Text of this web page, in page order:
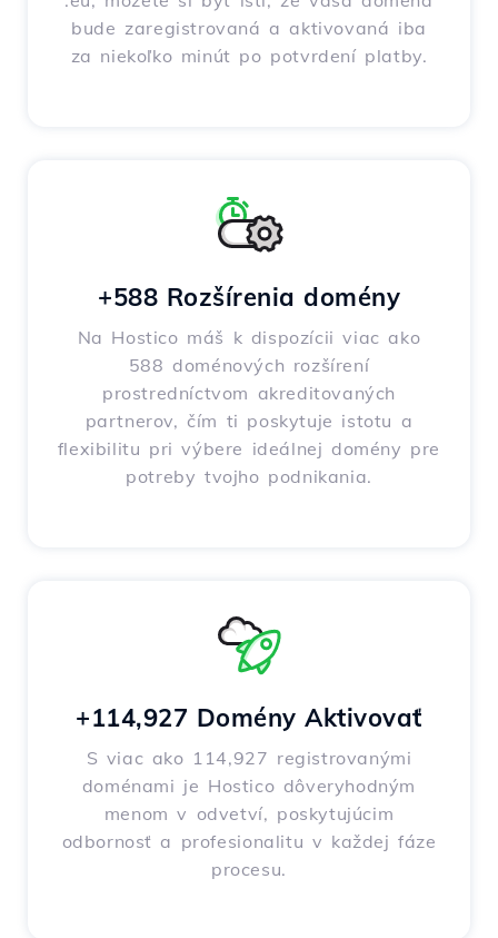
bude zaregistrovaná a aktivovaná iba
za niekoľko minút po potvrdení platby.
+588 Rozšírenia domény
Na Hostico máš k dispozícii viac ako
588 doménových rozšírení
prostredníctvom akreditovaných
partnerov, čím ti poskytuje istotu a
flexibilitu pri výbere ideálnej domény pre
potreby tvojho podnikania.
+114,927 Domény Aktivovať
S viac ako 114,927 registrovanými
doménami je Hostico dôveryhodným
menom v odvetví, poskytujúcim
odbornosť a profesionalitu v každej fáze
procesu.